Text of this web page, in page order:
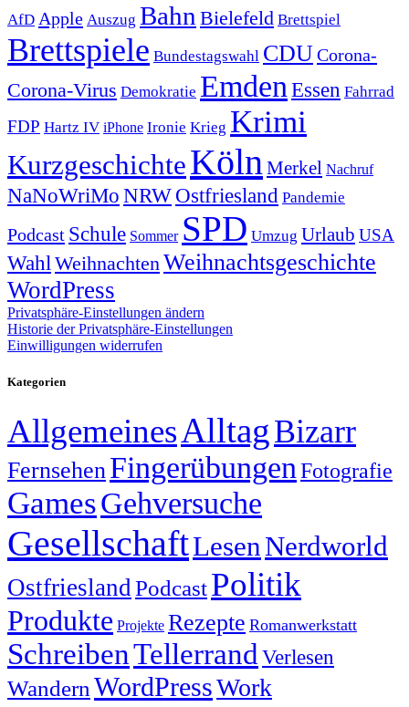
AfD Apple Auszug Bahn Bielefeld Brettspiel
Brettspiele Bundestagswahl CDUCorona-
Corona-Virus Demokratie EmdenEssen Fahrrad
FDP Hartz IV iPhone Ironie Krieg Krimi
KurzgeschichteKölnMerkel Nachruf
NaNoWriMo NRWOstfriesland Pandemie
Podcast Schule Sommer SPD Umzug Urlaub USA
WahlWeihnachtenWeihnachtsgeschichte
WordPress
Privatsphäre-Einstellungen ändern
Historie der Privatsphäre-Einstellungen
Einwilligungen widerrufen
Kategorien
AllgemeinesAlltagBizarr
Fernsehen Fingerübungen Fotografie
GamesGehversuche
GesellschaftLesen Nerdworld
Ostfriesland PodcastPolitik
Produkte Projekte Rezepte Romanwerkstatt
SchreibenTellerrand Verlesen
Wandern WordPressWork